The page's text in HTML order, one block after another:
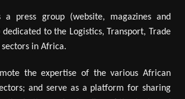
a press group (website, magazines and
to the Logistics, Transport, Trade
sectors in Africa.
the expertise of the various African
and serve as a platform for sharing